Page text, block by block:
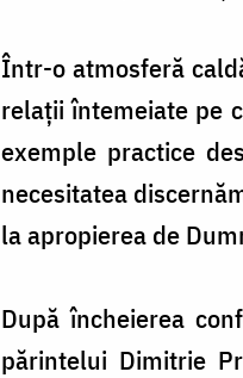
Într-o atmosferă
relații întemeiate pe
exemple practice
necesitatea
la apropierea de
După încheierea
părintelui Dimitrie